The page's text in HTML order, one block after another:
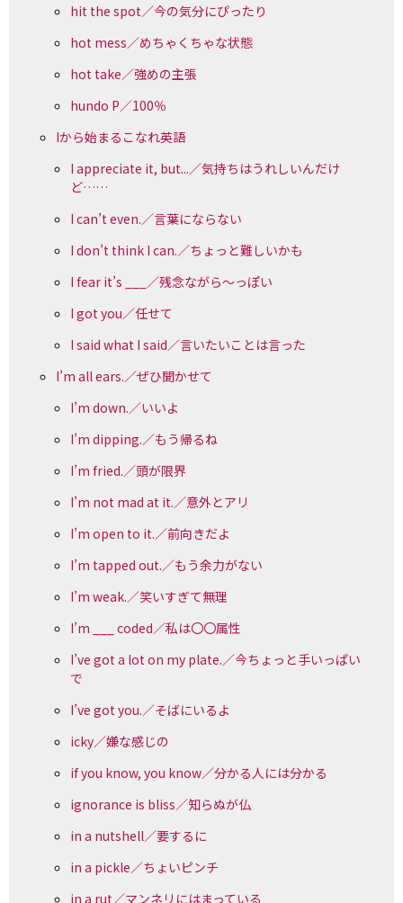
hit the spot／今の気分にぴったり
hot mess／めちゃくちゃな状態
hot take／強めの主張
hundo P／100％
Iから始まるこなれ英語
I appreciate it, but...／気持ちはうれしいんだけ
ど……
I can’t even.／言葉にならない
I don’t think I can.／ちょっと難しいかも
I fear it’s ___／残念ながら〜っぽい
I got you／任せて
I said what I said／言いたいことは言った
I’m all ears.／ぜひ聞かせて
I’m down.／いいよ
I’m dipping.／もう帰るね
I’m fried.／頭が限界
I’m not mad at it.／意外とアリ
I’m open to it.／前向きだよ
I’m tapped out.／もう余力がない
I’m weak.／笑いすぎて無理
I’m ___ coded／私は〇〇属性
I’ve got a lot on my plate.／今ちょっと手いっぱい
で
I’ve got you.／そばにいるよ
icky／嫌な感じの
if you know, you know／分かる人には分かる
ignorance is bliss／知らぬが仏
in a nutshell／要するに
in a pickle／ちょいピンチ
in a rut／マンネリにはまっている